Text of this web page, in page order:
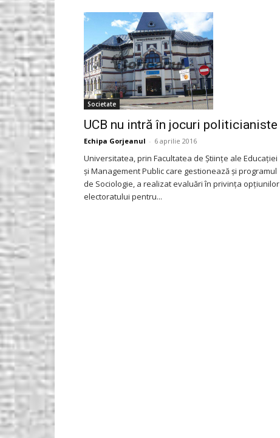
Gorjeanul.ro
Societate
UCB nu intră în jocuri politicianiste
Echipa Gorjeanul - 6 aprilie 2016
Universitatea, prin Facultatea de Științe ale Educației
și Management Public care gestionează și programul
de Sociologie, a realizat evaluări în privința opțiunilor
electoratului pentru...